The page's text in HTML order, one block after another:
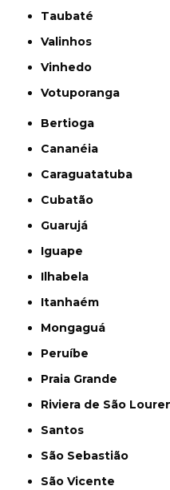
Taubaté
Valinhos
Vinhedo
Votuporanga
Bertioga
Cananéia
Caraguatatuba
Cubatão
Guarujá
Iguape
Ilhabela
Itanhaém
Mongaguá
Peruíbe
Praia Grande
Riviera de São
Santos
São Sebastião
São Vicente